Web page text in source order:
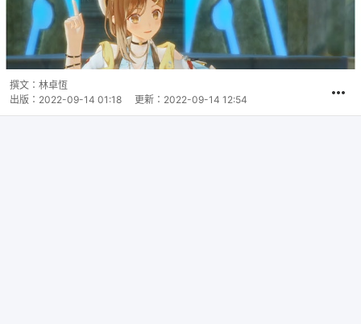
撰文： 林卓恆
出版： 2022-09-14 01:18 更新： 2022-09-14 12:54